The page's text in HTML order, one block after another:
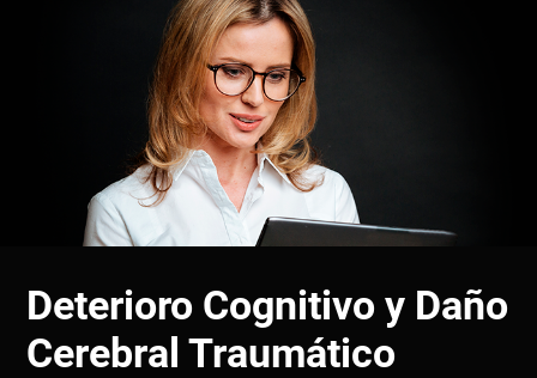
Deterioro Cognitivo y Daño
Cerebral Traumático